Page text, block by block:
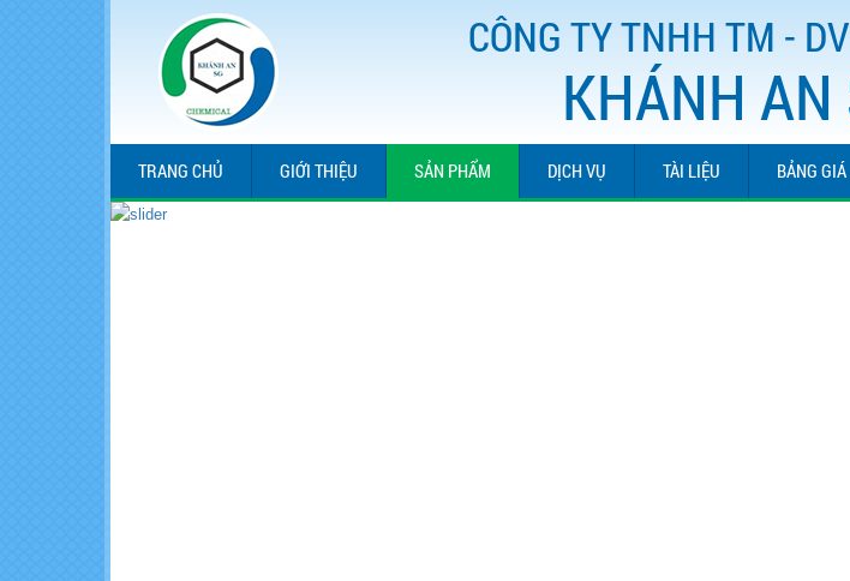
CÔNG TY TNHH TM -
KHÁNH AN
TRANG CHỦ GIỚI THIỆU SẢN PHẨM DỊCH VỤ TÀI LIỆU BẢNG GIÁ